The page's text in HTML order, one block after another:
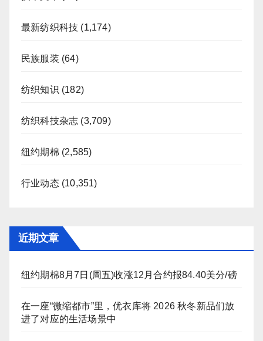
最新纺织科技 (1,174)
民族服装 (64)
纺织知识 (182)
纺织科技杂志 (3,709)
纽约期棉 (2,585)
行业动态(10,351)
近期文章
纽约期棉8月7日(周五)收涨12月合约报84.40美分/磅
在一座“微缩都市”里，优衣库将 2026 秋冬新品们放
进了对应的生活场景中